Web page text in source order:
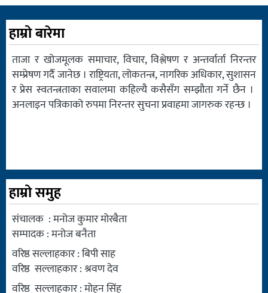
हाम्रो बारेमा
ताजा र खोजमूलक समाचार, विचार, विश्लेषण र अन्तर्वार्ता निरन्तर
सम्प्रेषण गर्दै जानेछ । राष्ट्रियता, लोकतन्त्र, नागरिक अधिकार, सुशासन
र प्रेस स्वतन्त्रताका सवालमा कहिल्यै कसैसँग सम्झौता गर्ने छैन ।
अनलाइन पत्रिकाको रुपमा निरन्तर सुचना प्रवाहमा जागरुक रहन्छ ।
हाम्रो समुह
संचालक : मनोज कुमार मोरबैता
सम्पादक : मनोज बनैता
वरिष्ठ सल्लाहकार : बिपी साह
वरिष्ठ सल्लाहकार : श्रवण देव
वरिष्ठ सल्लाहकार : मोहन सिंह